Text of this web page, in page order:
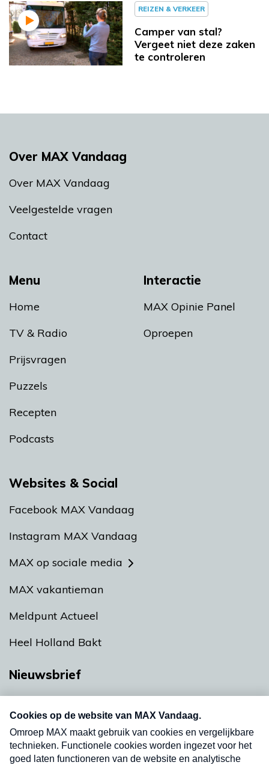
REIZEN & VERKEER
Camper van stal?
Vergeet niet deze zaken
te controleren
Menu
Home
TV & Radio
Prijsvragen
Puzzels
Recepten
Podcasts
Interactie
MAX Opinie Panel
Oproepen
Over MAX Vandaag
Over MAX Vandaag
Veelgestelde vragen
Contact
Websites & Social
Facebook MAX Vandaag
Instagram MAX Vandaag
MAX op sociale media
MAX vakantieman
Meldpunt Actueel
Heel Holland Bakt
Nieuwsbrief
nieuwsbrief. Elke vrijdag- en dinsdagochtend in
uw mailbox.
Verzend